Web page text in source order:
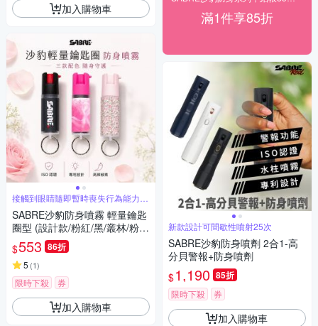
加入購物車
接觸到眼睛隨即暫時喪失行為能力約
60分鐘
SABRE沙豹防身噴霧 輕量鑰匙
圈型 (設計款/粉紅/黑/叢林/粉迷
彩/繽紛樂)
$553 86折
5 (1)
限時下殺 券
加入購物車
滿1件享85折
新款設計可間歇性噴射25次
SABRE沙豹防身噴劑 2合1-高
分貝警報+防身噴劑
$1,190 85折
限時下殺 券
加入購物車